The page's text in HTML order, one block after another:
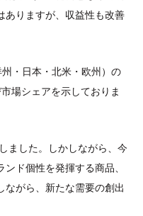
ありますが、収益性も改善
・日本・北米・欧州）の
場シェアを示しておりま
ました。しかしながら、今
ド個性を発揮する商品、
ながら、新たな需要の創出